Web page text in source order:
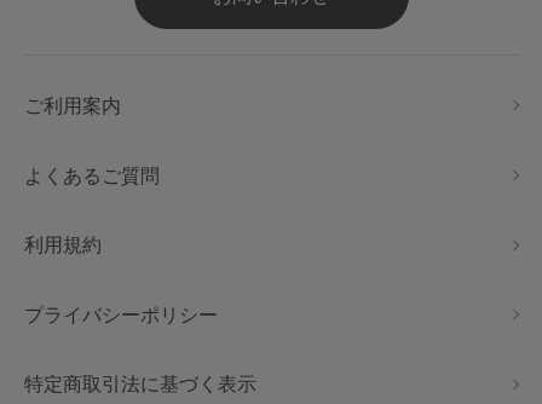
ご利用案内
よくあるご質問
利用規約
プライバシーポリシー
特定商取引法に基づく表示